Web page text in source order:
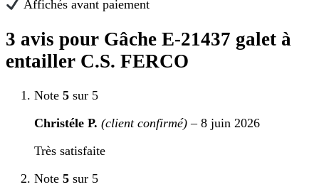
Affichés avant paiement
3 avis pour Gâche E-21437 galet à
entailler C.S. FERCO
Note 5 sur 5
Christéle P. (client confirmé) – 8 juin 2026
Très satisfaite
Note 5 sur 5